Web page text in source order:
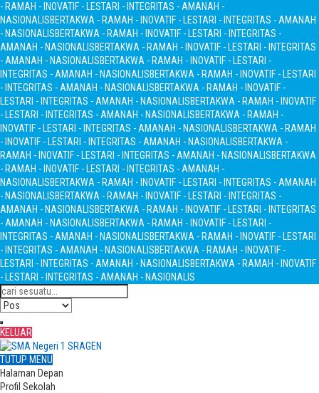
- RAMAH - INOVATIF - LESTARI - INTEGRITAS - AMANAH -
NASIONALISBERTAKWA - RAMAH - INOVATIF - LESTARI - INTEGRITAS - AMANAH
- NASIONALISBERTAKWA - RAMAH - INOVATIF - LESTARI - INTEGRITAS -
AMANAH - NASIONALISBERTAKWA - RAMAH - INOVATIF - LESTARI - INTEGRITAS
- AMANAH - NASIONALISBERTAKWA - RAMAH - INOVATIF - LESTARI -
INTEGRITAS - AMANAH - NASIONALISBERTAKWA - RAMAH - INOVATIF - LESTARI
- INTEGRITAS - AMANAH - NASIONALISBERTAKWA - RAMAH - INOVATIF -
LESTARI - INTEGRITAS - AMANAH - NASIONALISBERTAKWA - RAMAH - INOVATIF
- LESTARI - INTEGRITAS - AMANAH - NASIONALISBERTAKWA - RAMAH -
INOVATIF - LESTARI - INTEGRITAS - AMANAH - NASIONALISBERTAKWA - RAMAH
- INOVATIF - LESTARI - INTEGRITAS - AMANAH - NASIONALISBERTAKWA -
RAMAH - INOVATIF - LESTARI - INTEGRITAS - AMANAH - NASIONALISBERTAKWA
- RAMAH - INOVATIF - LESTARI - INTEGRITAS - AMANAH -
NASIONALISBERTAKWA - RAMAH - INOVATIF - LESTARI - INTEGRITAS - AMANAH
- NASIONALISBERTAKWA - RAMAH - INOVATIF - LESTARI - INTEGRITAS -
AMANAH - NASIONALISBERTAKWA - RAMAH - INOVATIF - LESTARI - INTEGRITAS
- AMANAH - NASIONALISBERTAKWA - RAMAH - INOVATIF - LESTARI -
INTEGRITAS - AMANAH - NASIONALISBERTAKWA - RAMAH - INOVATIF - LESTARI
- INTEGRITAS - AMANAH - NASIONALISBERTAKWA - RAMAH - INOVATIF -
LESTARI - INTEGRITAS - AMANAH - NASIONALISBERTAKWA - RAMAH - INOVATIF
- LESTARI - INTEGRITAS - AMANAH - NASIONALIS
KELUAR
TUTUP MENU
Halaman Depan
Profil Sekolah